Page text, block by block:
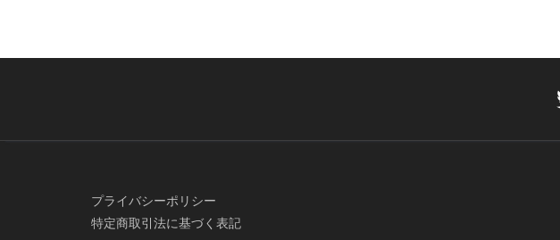
プライバシーポリシー
特定商取引法に基づく表記